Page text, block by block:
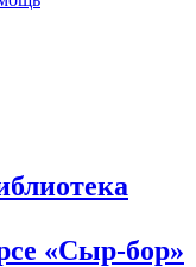
«Сыр-бор»